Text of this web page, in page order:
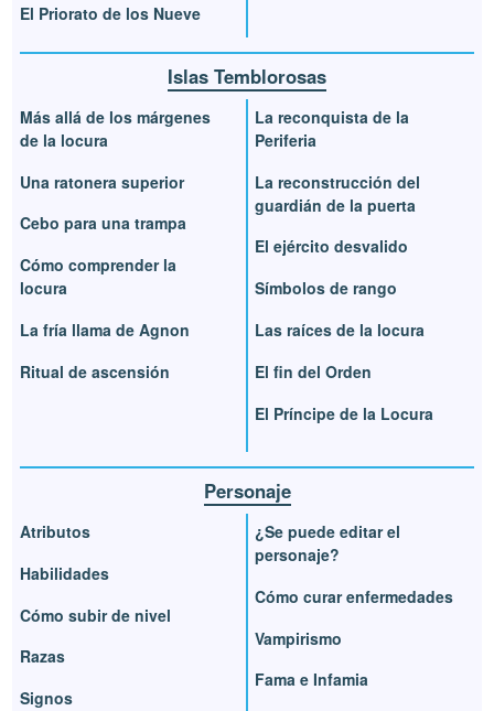
El Priorato de los Nueve
Islas Temblorosas
Más allá de los márgenes
de la locura
Una ratonera superior
Cebo para una trampa
Cómo comprender la
locura
La fría llama de Agnon
Ritual de ascensión
La reconquista de la
Periferia
La reconstrucción del
guardián de la puerta
El ejército desvalido
Símbolos de rango
Las raíces de la locura
El fin del Orden
El Príncipe de la Locura
Personaje
Atributos
Habilidades
Cómo subir de nivel
Razas
Signos
¿Se puede editar el
personaje?
Cómo curar enfermedades
Vampirismo
Fama e Infamia